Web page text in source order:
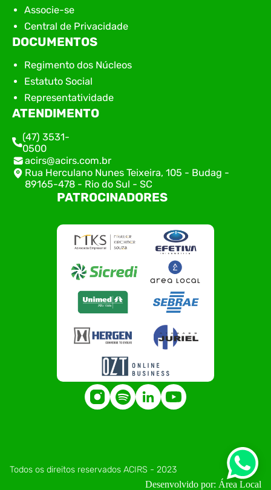
Associe-se
Central de Privacidade
DOCUMENTOS
Regimento dos Núcleos
Estatuto Social
Representatividade
ATENDIMENTO
(47) 3531-
0500
acirs@acirs.com.br
Rua Herculano Nunes Teixeira, 105 - Budag -
89165-478 - Rio do Sul - SC
PATROCINADORES
Todos os direitos reservados ACIRS - 2023
Desenvolvido por: Área Local